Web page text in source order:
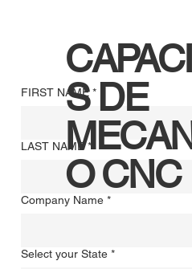
FIRST NAME *
LAST NAME *
Company Name *
Select your State *
S DE
O CNC